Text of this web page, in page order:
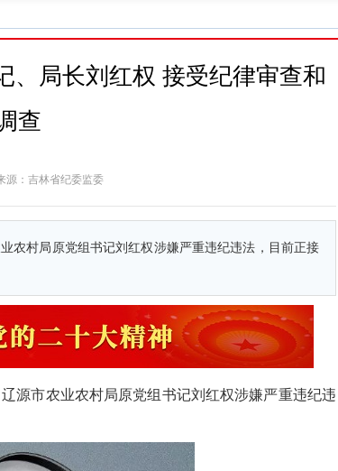
、局长刘红权 接受纪律审查和
查
：吉林省纪委监委
农村局原党组书记刘红权涉嫌严重违纪违法，目前正接
源市农业农村局原党组书记刘红权涉嫌严重违纪违